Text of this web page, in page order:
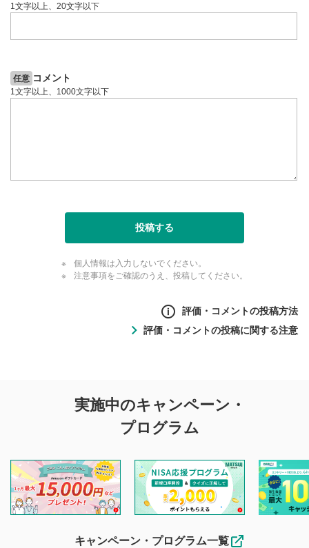
1文字以上、20文字以下
任意 コメント
1文字以上、1000文字以下
投稿する
個人情報は入力しないでください。
注意事項をご確認のうえ、投稿してください。
評価・コメントの投稿方法
評価・コメントの投稿に関する注意
投稿に関する注意
を目的として、各動画コンテンツに、評価およびコメントの
投稿ができます。利用者は以下の注意事項をご理解のうえ、
閲覧および投稿を行うものとしてください。
他の利用者が動画を視聴される際の参考になるコメントをお
待ちしております。
なお、投稿をもって、本注意事項に同意されたものとみなし
実施中のキャンペーン・
プログラム
キャンペーン・プログラム一覧